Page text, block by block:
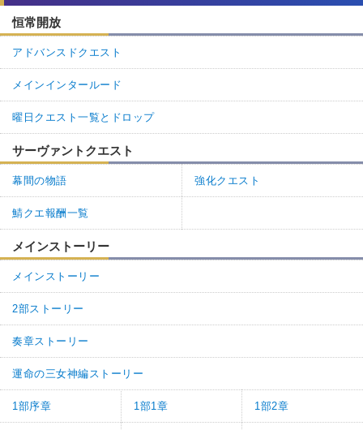
恒常開放
アドバンスドクエスト
メインインタールード
曜日クエスト一覧とドロップ
サーヴァントクエスト
幕間の物語 強化クエスト
鯖クエ報酬一覧
メインストーリー
メインストーリー
2部ストーリー
奏章ストーリー
運命の三女神編ストーリー
1部序章 1部1章 1部2章